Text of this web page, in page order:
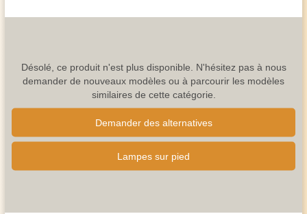
Désolé, ce produit n'est plus disponible. N'hésitez pas à nous
demander de nouveaux modèles ou à parcourir les modèles
similaires de cette catégorie.
Demander des alternatives
Lampes sur pied